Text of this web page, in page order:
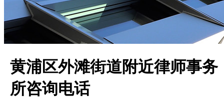
黄浦区外滩街道附近律师事务
所咨询电话